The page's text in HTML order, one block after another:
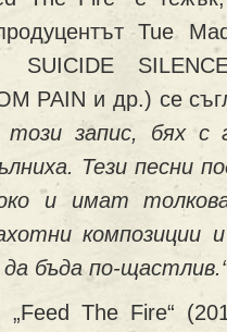
Tue
SUICIDE
PAIN и др.) се
запис, бях с
Тези песни
и имат
композиции
бъда по-
The Fire“